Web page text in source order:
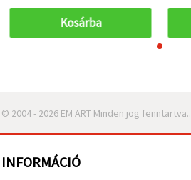
Kosárba
© 2004 - 2026 EM ART Minden jog fenntartva..
INFORMÁCIÓ